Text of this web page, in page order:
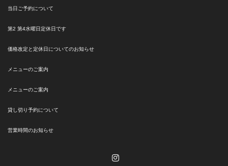
当日ご予約について
第2 第4水曜日定休日です
価格改定と定休日についてのお知らせ
メニューのご案内
メニューのご案内
貸し切り予約について
営業時間のお知らせ